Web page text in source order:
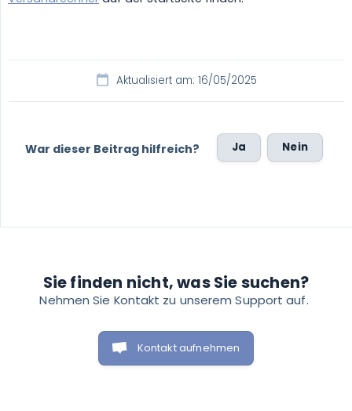
Aktualisiert am: 16/05/2025
War dieser Beitrag hilfreich? Ja Nein
Sie finden nicht, was Sie suchen?
Kontakt aufnehmen